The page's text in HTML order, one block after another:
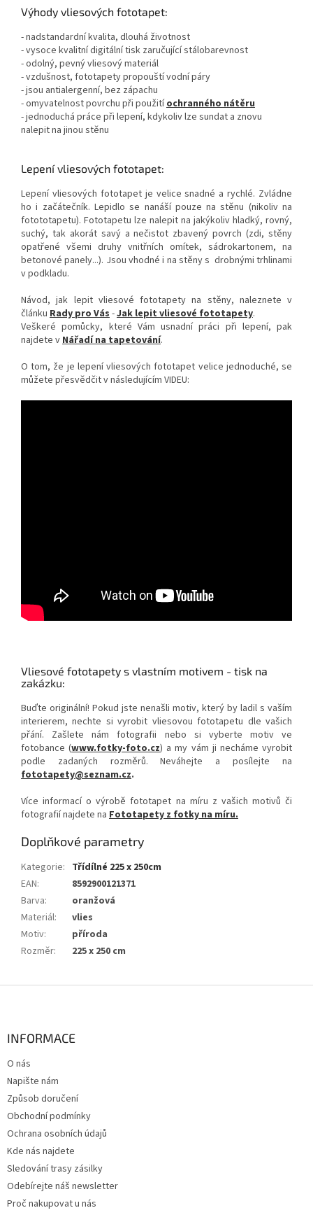
Výhody vliesových fototapet:
- nadstandardní kvalita, dlouhá životnost
- vysoce kvalitní digitální tisk zaručující stálobarevnost
- odolný, pevný vliesový materiál
- vzdušnost, fototapety propouští vodní páry
- jsou antialergenní, bez zápachu
- omyvatelnost povrchu při použitíochranného nátěru
- jednoduchá práce při lepení, kdykoliv lze sundat a znovu
nalepit na jinou stěnu
Lepení vliesových fototapet:
Lepení vliesových fototapet je velice snadné a rychlé. Zvládne
ho i začátečník. Lepidlo se nanáší pouze na stěnu (nikoliv na
fotototapetu). Fototapetu lze nalepit na jakýkoliv hladký, rovný,
suchý, tak akorát savý a nečistot zbavený povrch (zdi, stěny
opatřené všemi druhy vnitřních omítek, sádrokartonem, na
betonové panely...). Jsou vhodné i na stěny s drobnými trhlinami
v podkladu.
Návod, jak lepit vliesové fototapety na stěny, naleznete v
článku Rady pro Vás-Jak lepit vliesové fototapety.
Veškeré pomůcky, které Vám usnadní práci při lepení, pak
najdete vNářadí na tapetování.
O tom, že je lepení vliesových fototapet velice jednoduché, se
můžete přesvědčit v následujícím VIDEU:
Vliesové fototapety s vlastním motivem - tisk na
zakázku:
Buďte originální! Pokud jste nenašli motiv, který by ladil s vaším
interierem, nechte si vyrobit vliesovou fototapetu dle vašich
přání. Zašlete nám fotografii nebo si vyberte motiv ve
fotobance (www.fotky-foto.cz) a my vám ji necháme vyrobit
podle zadaných rozměrů. Neváhejte a posílejte na
fototapety@seznam.cz.
Více informací o výrobě fototapet na míru z vašich motivů či
fotografií najdete na Fototapety z fotky na míru.
Doplňkové parametry
Kategorie: Třídílné 225 x 250cm
EAN:
8592900121371
Barva:
oranžová
Materiál:
vlies
Motiv:
příroda
Rozměr: 225 x 250 cm
INFORMACE
O nás
Napište nám
Způsob doručení
Obchodní podmínky
Ochrana osobních údajů
Kde nás najdete
Sledování trasy zásilky
Odebírejte náš newsletter
Proč nakupovat u nás